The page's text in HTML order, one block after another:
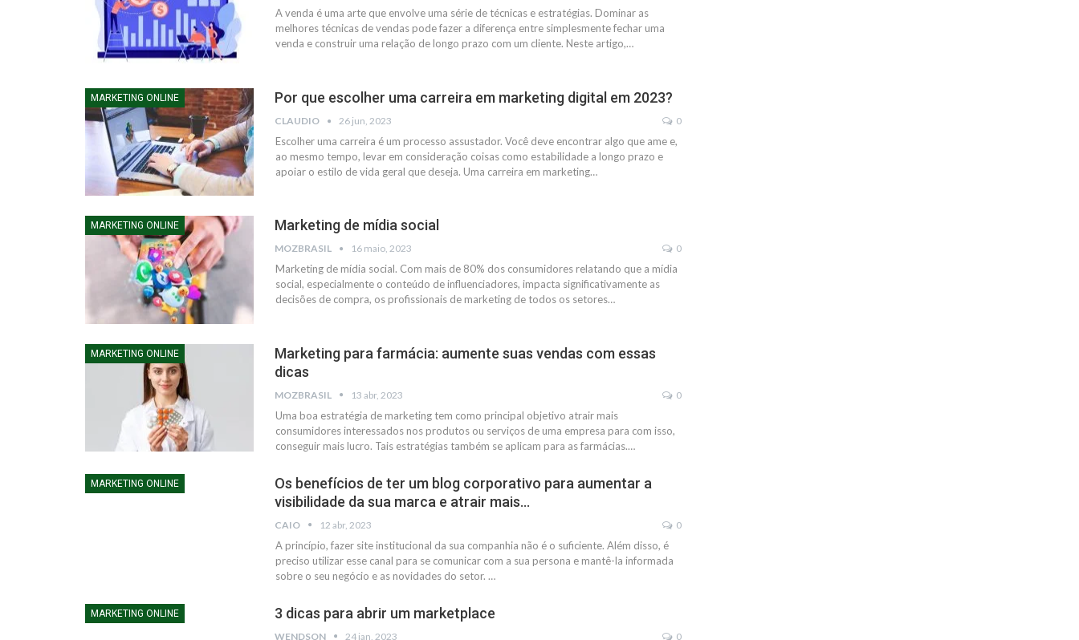
A venda é uma arte que envolve uma série de técnicas e estratégias. Dominar as
melhores técnicas de vendas pode fazer a diferença entre simplesmente fechar uma
venda e construir uma relação de longo prazo com um cliente. Neste artigo,…
MARKETING ONLINE Por que escolher uma carreira em marketing digital em 2023?
CLAUDIO 26 jun, 2023 0
Escolher uma carreira é um processo assustador. Você deve encontrar algo que ame e,
ao mesmo tempo, levar em consideração coisas como estabilidade a longo prazo e
apoiar o estilo de vida geral que deseja. Uma carreira em marketing…
MARKETING ONLINE Marketing de mídia social
MOZBRASIL 16 maio, 2023 0
Marketing de mídia social. Com mais de 80% dos consumidores relatando que a mídia
social, especialmente o conteúdo de influenciadores, impacta significativamente as
decisões de compra, os profissionais de marketing de todos os setores…
MARKETING ONLINE
Marketing para farmácia: aumente suas vendas com essas
dicas
MOZBRASIL 13 abr, 2023 0
Uma boa estratégia de marketing tem como principal objetivo atrair mais
consumidores interessados nos produtos ou serviços de uma empresa para com isso,
conseguir mais lucro. Tais estratégias também se aplicam para as farmácias.…
MARKETING ONLINE
Os benefícios de ter um blog corporativo para aumentar a
visibilidade da sua marca e atrair mais…
CAIO 12 abr, 2023 0
A princípio, fazer site institucional da sua companhia não é o suficiente. Além disso, é
preciso utilizar esse canal para se comunicar com a sua persona e mantê-la informada
sobre o seu negócio e as novidades do setor. …
MARKETING ONLINE 3 dicas para abrir um marketplace
WENDSON 24 jan, 2023 0